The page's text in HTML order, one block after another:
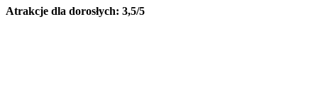
Atrakcje dla dorosłych: 3,5/5